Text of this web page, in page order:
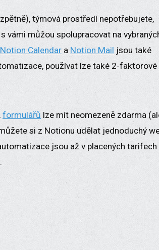
týmová prostředí nepotřebujete,
vámi můžou spolupracovat na
Notion Calendar a Notion Mail jsou také
používat lze také 2-faktorové
formulářů lze mít neomezeně zdarma
si z Notionu udělat jednoduchý
jsou až v placených tarifech